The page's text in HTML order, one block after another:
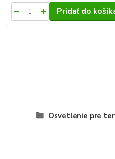
Pridať do
Osvetlenie pre